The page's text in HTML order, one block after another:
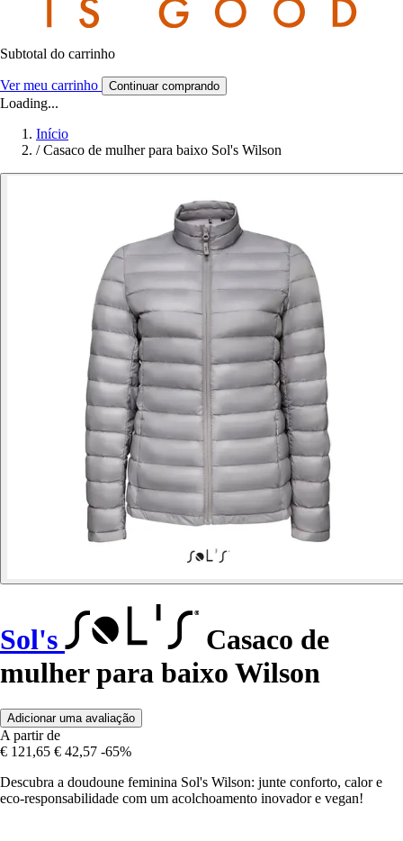
Subtotal do carrinho
Ver meu carrinho Continuar comprando
Loading...
Início
/ Casaco de mulher para baixo Sol's Wilson
Sol's
Casaco de
mulher para baixo Wilson
Adicionar uma avaliação
A partir de
€ 121,65 € 42,57 -65%
Descubra a doudoune feminina Sol's Wilson: junte conforto, calor e
eco-responsabilidade com um acolchoamento inovador e vegan!